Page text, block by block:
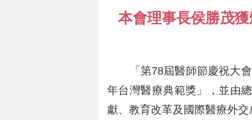
本會理事長侯勝茂獲
「第78屆醫師節慶祝大會
年台灣醫療典範獎」，並由
獻、教育改革及國際醫療外交